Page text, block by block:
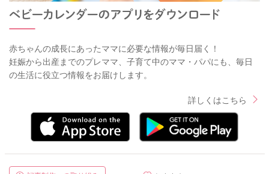
赤ちゃんの成長にあったママに必要な情報が毎日届く！
妊娠から出産までのプレママ、子育て中のママ・パパにも、毎日
の生活に役立つ情報をお届けします。
詳しくはこちら